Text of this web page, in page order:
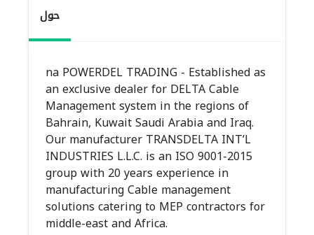
حول
na POWERDEL TRADING - Established as
an exclusive dealer for DELTA Cable
Management system in the regions of
Bahrain, Kuwait Saudi Arabia and Iraq.
Our manufacturer TRANSDELTA INT’L
INDUSTRIES L.L.C. is an ISO 9001-2015
group with 20 years experience in
manufacturing Cable management
solutions catering to MEP contractors for
middle-east and Africa.